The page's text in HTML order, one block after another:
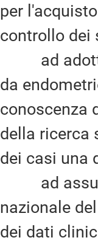
per
controllo dei
ad
da
conoscenza
della ricerca
dei casi una
ad
nazionale
dei dati